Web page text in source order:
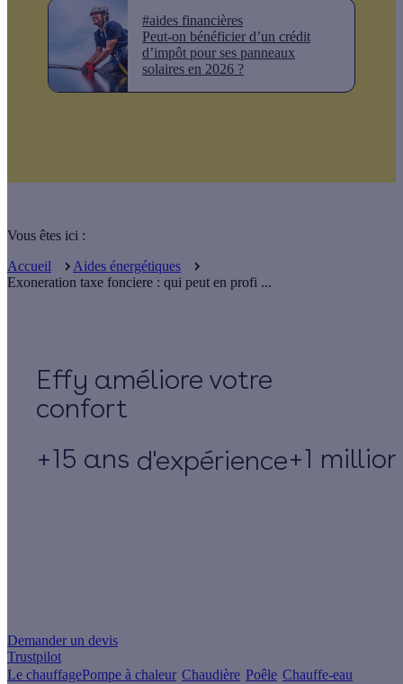
#aides financières
Peut-on bénéficier d’un crédit
d’impôt pour ses panneaux
solaires en 2026 ?
Vous êtes ici :
Accueil
Aides énergétiques
Exoneration taxe fonciere : qui peut en profi ...
Effy
+15 ans d'expérience+1
Demander un devis
Trustpilot
Le chauffagePompe à chaleur Chaudière Poêle Chauffe-eau